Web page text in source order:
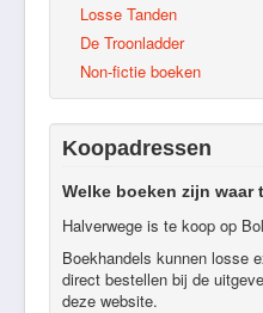
Losse Tanden
De Troonladder
Non-fictie boeken
Koopadressen
Welke boeken zijn waar
Halverwege is te koop op
Boekhandels kunnen losse
direct bestellen bij de
deze website.